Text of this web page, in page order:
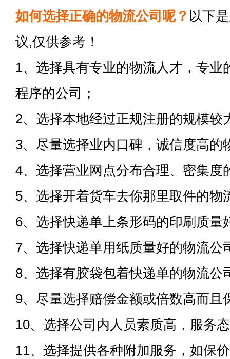
如何选择正确的物流公司呢？ 以下
议,仅供参考！
1、选择具有专业的物流人才，专业
程序的公司；
2、选择本地经过正规注册的规模较
3、尽量选择业内口碑，诚信度高的
4、选择营业网点分布合理、密集度
5、选择开着货车去你那里取件的物
6、选择快递单上条形码的印刷质量
7、选择快递单用纸质量好的物流公
8、选择有胶袋包着快递单的物流公
9、尽量选择赔偿金额或倍数高而且
10、选择公司内人员素质高，服务
11、选择提供各种附加服务，如保